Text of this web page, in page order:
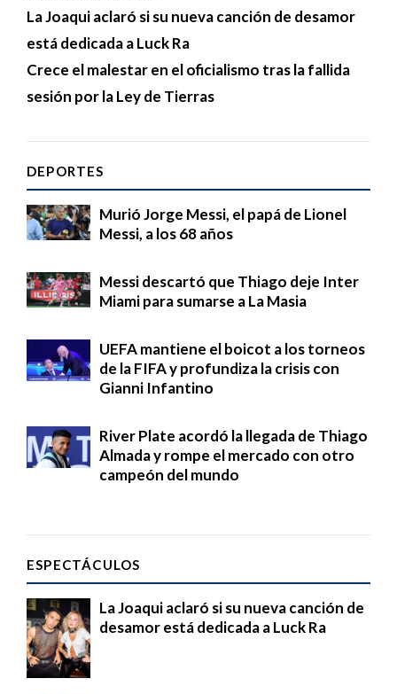
La Joaqui aclaró si su nueva canción de desamor
está dedicada a Luck Ra
Crece el malestar en el oficialismo tras la fallida
sesión por la Ley de Tierras
DEPORTES
Murió Jorge Messi, el papá de Lionel
Messi, a los 68 años
Messi descartó que Thiago deje Inter
Miami para sumarse a La Masia
UEFA mantiene el boicot a los torneos
de la FIFA y profundiza la crisis con
Gianni Infantino
River Plate acordó la llegada de Thiago
Almada y rompe el mercado con otro
campeón del mundo
ESPECTÁCULOS
La Joaqui aclaró si su nueva canción de
desamor está dedicada a Luck Ra